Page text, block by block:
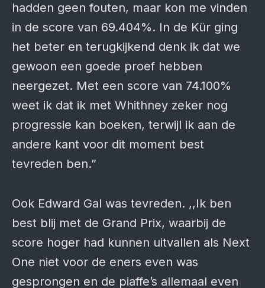
hadden geen fouten, maar kon me vinden
in de score van 69.404%. In de Kür ging
het beter en terugkijkend denk ik dat we
gewoon een goede proef hebben
neergezet. Met een score van 74.100%
weet ik dat ik met Whithney zeker nog
progressie kan boeken, terwijl ik aan de
andere kant voor dit moment best
tevreden ben.”
Ook Edward Gal was tevreden. ,,Ik ben
best blij met de Grand Prix, waarbij de
score hoger had kunnen uitvallen als Next
One niet voor de eners even was
gesprongen en de piaffe’s allemaal even